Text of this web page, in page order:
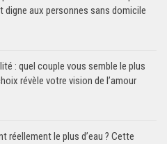
digne aux personnes sans domicile
: quel couple vous semble le plus
révèle votre vision de l’amour
réellement le plus d’eau ? Cette